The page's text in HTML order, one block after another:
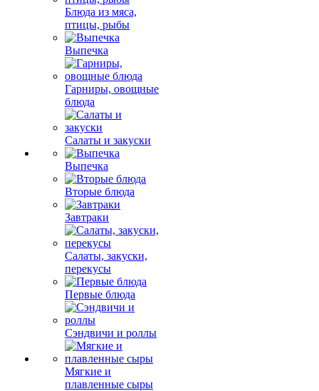
Блюда из мяса,
птицы, рыбы
Выпечка
Гарниры, овощные
блюда
Салаты и закуски
Выпечка
Вторые блюда
Завтраки
Салаты, закуски,
перекусы
Первые блюда
Сэндвичи и роллы
Мягкие и
плавленные сыры